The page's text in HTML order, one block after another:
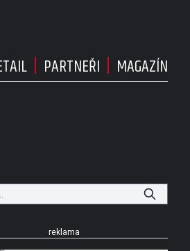
PARTNEŘI MAGAZÍN
reklama